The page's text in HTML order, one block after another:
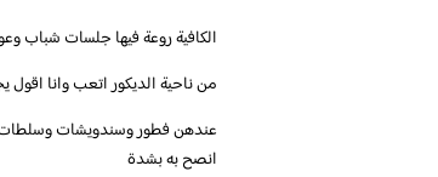
انصح به بشدة